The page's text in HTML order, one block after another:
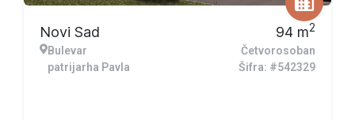
Novi Sad
Bulevar
patrijarha Pavla
94 m2
Četvorosoban
Šifra: #542329